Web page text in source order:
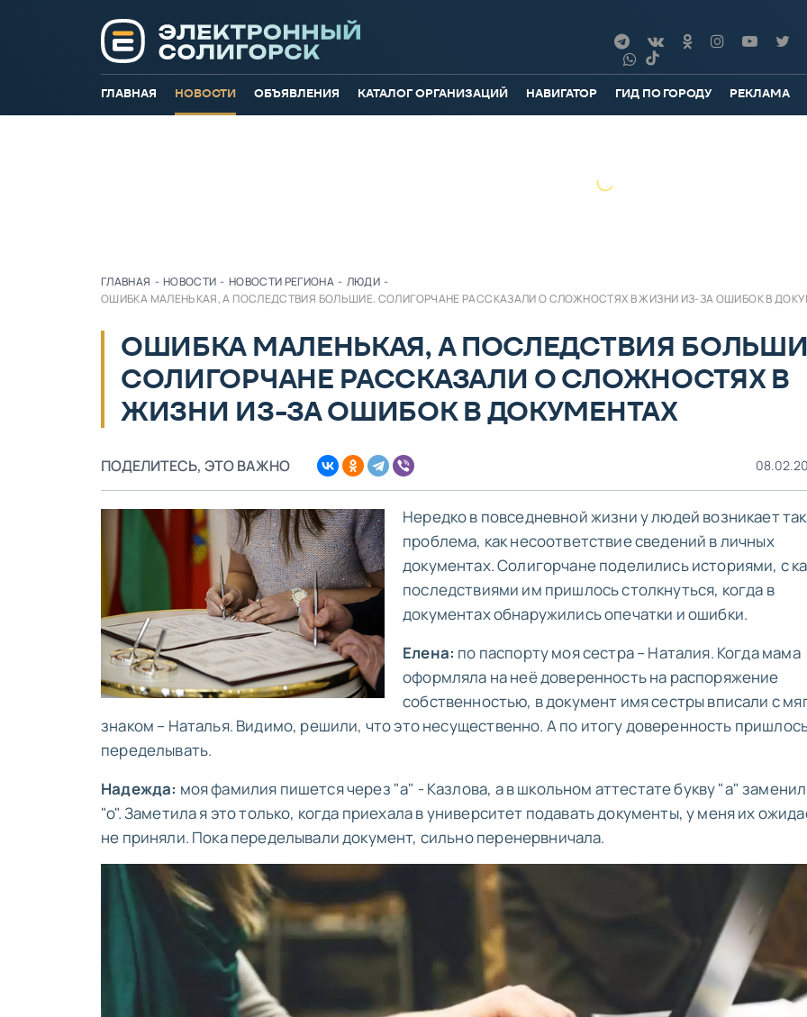
ГЛАВНАЯ НОВОСТИ ОБЪЯВЛЕНИЯ КАТАЛОГ ОРГАНИЗАЦИЙ НАВИГАТОР ГИД ПО ГОРОДУ РЕКЛАМА
ГЛАВНАЯ - НОВОСТИ - НОВОСТИ РЕГИОНА - ЛЮДИ -
ОШИБКА МАЛЕНЬКАЯ, А ПОСЛЕДСТВИЯ БОЛЬШИЕ. СОЛИГОРЧАНЕ РАССКАЗАЛИ О СЛОЖНОСТЯХ В ЖИЗНИ ИЗ-ЗА ОШИБОК В
ОШИБКА МАЛЕНЬКАЯ, А ПОСЛЕДСТВИЯ
СОЛИГОРЧАНЕ РАССКАЗАЛИ О СЛОЖНОСТЯХ В
ЖИЗНИ ИЗ-ЗА ОШИБОК В ДОКУМЕНТАХ
ПОДЕЛИТЕСЬ, ЭТО ВАЖНО
Нередко в повседневной жизни у людей возникает
проблема, как несоответствие сведений в личных
документах. Солигорчане поделились историями, с
последствиями им пришлось столкнуться, когда в
документах обнаружились опечатки и ошибки.
Елена: по паспорту моя сестра – Наталия. Когда мама
оформляла на неё доверенность на распоряжение
собственностью, в документ имя сестры вписали с
знаком – Наталья. Видимо, решили, что это несущественно. А по итогу доверенность
переделывать.
Надежда: моя фамилия пишется через "а" - Казлова, а в школьном аттестате букву "а"
"о". Заметила я это только, когда приехала в университет подавать документы, у меня их
не приняли. Пока переделывали документ, сильно перенервничала.